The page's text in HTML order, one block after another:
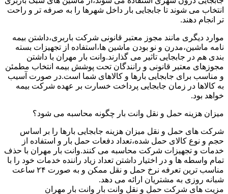
انتخاب می شوند تا جابجایی بار داخل شهرها را به صرفه تر و راحت
تر انجام دهند.
موارد دیگری مانند مجوز معتبر قانونی شرکت باربری،داشتن بیمه
نامه ماشین،مدرن و نو بودن ماشین ها،استفاده از تجهیزات بسته
بندی هم در جابجایی تاثیر می گذارند.وانت بار مهران با داشتن
مجوزهای معتبر قانونی و رانندگان تحت پوشش بیمه انتخاب مطمئن
و مناسب برای جابجایی بارها و کالاهای شما است.در صورت آسیب
به کالاها در زمان جابجایی پرداخت خسارت بر عهده شرکت بیمه
خواهد بود.
میزان هزینه حمل و نقل وانت بار چگونه محاسبه می شود؟
شرکت های حمل و نقل میزان هزینه جابجایی بارها را بر اساس
حجم و نوع کالای حمل شده،تعداد دفعات حمل بار و استفاده از
خدمات و تجهیزات شرکت محاسبه می کنند.وانت بار مهران با حذف
تمام واسطه ها و در اختیار داشتن تعداد زیاد راننده خدمات خود را با
مناسب ترین تعرفه نرخ حمل و نقل ممکن و به صورت ۲۴ ساعت
شبانه روزی به مشتریان ارائه می دهد.
مزیت های شرکت حمل و نقل وانت بار وانت بار مهران